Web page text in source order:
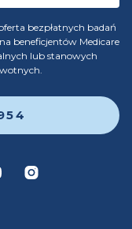
bezpłatnych badań
beneficjentów Medicare
lub stanowych